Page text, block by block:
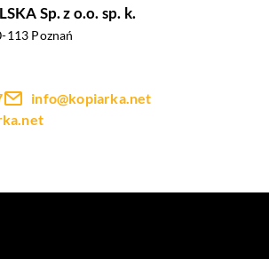
Sp. z o.o. sp. k.
113 Poznań
info@kopiarka.net